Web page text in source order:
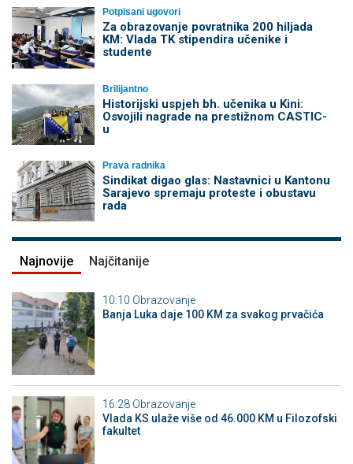
Potpisani ugovori
Za obrazovanje povratnika 200 hiljada
KM: Vlada TK stipendira učenike i
studente
Brilijantno
Historijski uspjeh bh. učenika u Kini:
Osvojili nagrade na prestižnom CASTIC-
u
Prava radnika
Sindikat digao glas: Nastavnici u Kantonu
Sarajevo spremaju proteste i obustavu
rada
Najnovije Najčitanije
10:10 Obrazovanje
Banja Luka daje 100 KM za svakog prvačića
16:28 Obrazovanje
Vlada KS ulaže više od 46.000 KM u Filozofski
fakultet